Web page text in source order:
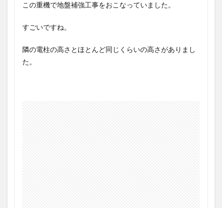
この重機で地盤補強工事をおこなっていました。
すごいですね。
隣の電柱の高さとほとんど同じくらいの高さがありまし
た。